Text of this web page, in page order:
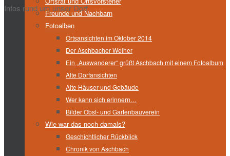
Infos rund um unser Dorf
Freunde und Nachbarn
Fotoalben
Ortsansichten im Oktober 2014
Der Aschbacher Weiher
Ein „Auswanderer“ grüßt Aschbach mit einem Fotoalbum
Alte Dorfansichten
Alte Häuser und Gebäude
Wer kann sich erinnern…
Bilder Obst- und Gartenbauverein
Wie war das noch damals?
Geschichtlicher Rückblick
Chronik von Aschbach